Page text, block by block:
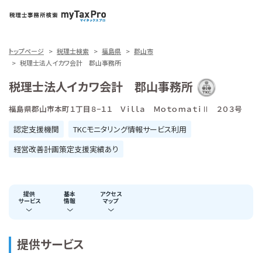
トップページ 税理士検索 福島県
郡山市
税理士法人イカワ会計 郡山事務所
税理士法人イカワ会計 郡山事務所
福島県郡山市本町１丁目８−１１ Ｖｉｌｌａ ＭｏｔｏｍａｔｉⅡ ２０３号
認定支援機関
TKCモニタリング情報サービス利用
経営改善計画策定支援実績あり
提供
サービス
基本
情報
アクセス
マップ
提供サービス